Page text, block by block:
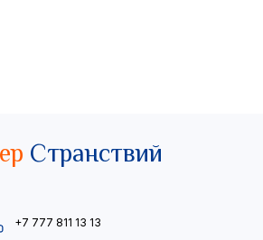
Странствий
+7 777 811 13 13